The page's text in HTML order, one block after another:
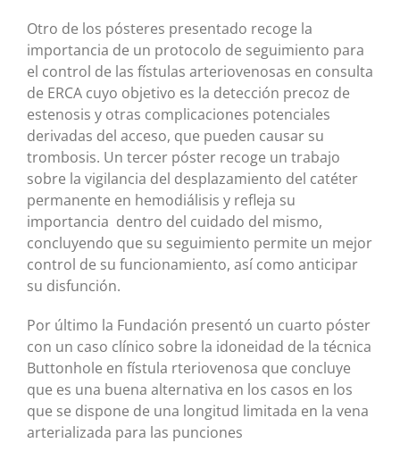
Otro de los pósteres presentado recoge la
importancia de un protocolo de seguimiento para
el control de las fístulas arteriovenosas en consulta
de ERCA cuyo objetivo es la detección precoz de
estenosis y otras complicaciones potenciales
derivadas del acceso, que pueden causar su
trombosis. Un tercer póster recoge un trabajo
sobre la vigilancia del desplazamiento del catéter
permanente en hemodiálisis y refleja su
importancia dentro del cuidado del mismo,
concluyendo que su seguimiento permite un mejor
control de su funcionamiento, así como anticipar
su disfunción.
Por último la Fundación presentó un cuarto póster
con un caso clínico sobre la idoneidad de la técnica
Buttonhole en fístula rteriovenosa que concluye
que es una buena alternativa en los casos en los
que se dispone de una longitud limitada en la vena
arterializada para las punciones